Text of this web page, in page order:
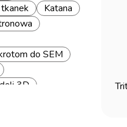
Katana
do SEM
3D